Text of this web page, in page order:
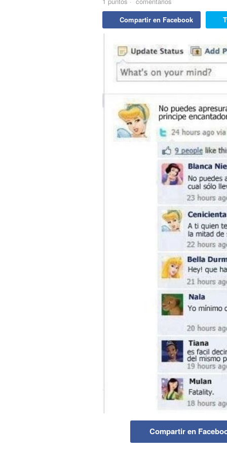
Compartir en Facebook
Compartir en